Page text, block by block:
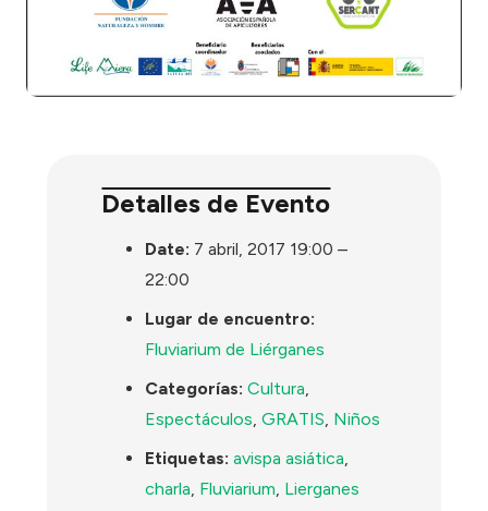
Detalles de Evento
Date: 7 abril, 2017 19:00 –
22:00
Lugar de encuentro:
Fluviarium de Liérganes
Categorías: Cultura,
Espectáculos,GRATIS, Niños
Etiquetas: avispa asiática,
charla, Fluviarium, Lierganes